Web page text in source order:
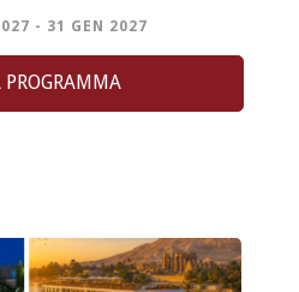
- 31 GEN 2027
PROGRAMMA